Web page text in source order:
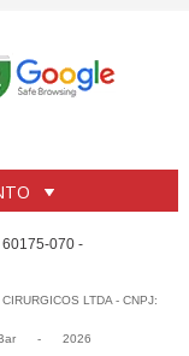
60175-070 -
LTDA - CNPJ:
- 2026